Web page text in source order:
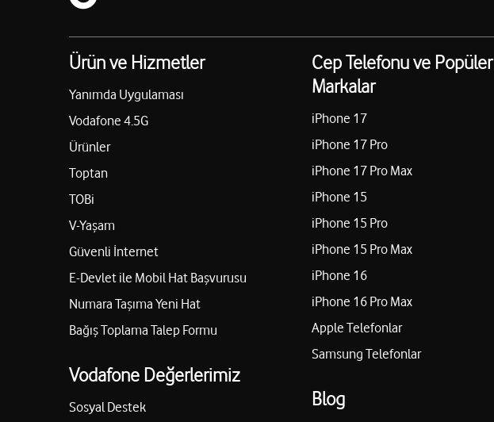
Ürün ve Hizmetler
Yanımda Uygulaması
Vodafone 4.5G
Ürünler
Toptan
TOBi
V-Yaşam
Güvenli İnternet
E-Devlet ile Mobil Hat Başvurusu
Numara Taşıma Yeni Hat
Bağış Toplama Talep Formu
Vodafone Değerlerimiz
Sosyal Destek
Cep Telefonu ve Popüler
Markalar
iPhone 17
iPhone 17 Pro
iPhone 17 Pro Max
iPhone 15
iPhone 15 Pro
iPhone 15 Pro Max
iPhone 16
iPhone 16 Pro Max
Apple Telefonlar
Samsung Telefonlar
Blog